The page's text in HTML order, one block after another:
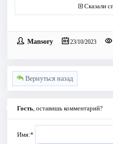
Сказали
Mansory 23/10/2023
Вернуться назад
Гость, оставишь комментарий?
Имя:*